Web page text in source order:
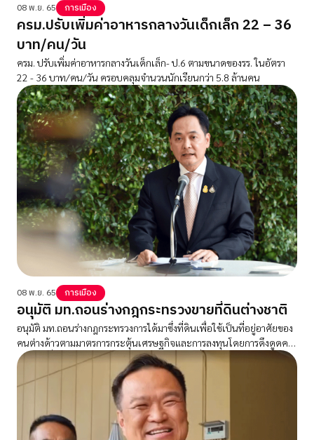
08 พ.ย. 65 การเมือง
ครม.ปรับเพิ่มค่าอาหารกลางวันเด็กเล็ก 22 – 36
บาท/คน/วัน
ครม. ปรับเพิ่มค่าอาหารกลางวันเด็กเล็ก- ป.6 ตามขนาดของรร. ในอัตรา
22 - 36 บาท/คน/วัน ครอบคลุมจำนวนนักเรียนกว่า 5.8 ล้านคน
08 พ.ย. 65 การเมือง
อนุมัติ มท.ถอนร่างกฎกระทรวงขายที่ดินต่างชาติ
อนุมัติ มท.ถอนร่างกฎกระทรวงการได้มาซึ่งที่ดินเพื่อใช้เป็นที่อยู่อาศัยของ
คนต่างด้าวตามมาตรการกระตุ้นเศรษฐกิจและการลงทุนโดยการดึงดูดคน
ต่างด้าวที่มีศักยภาพสูง สู่ประเทศไทย พ.ศ. .... เพื่อนำไปมีการรับฟังความ
คิดเห็นและวิเคราะห์อย่างรอบด้าน